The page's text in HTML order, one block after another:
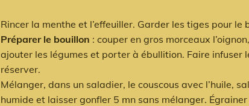
Rincer la menthe et l’effeuiller. Garder les tiges pour le
Préparer le bouillon : couper en gros morceaux
ajouter les légumes et porter à ébullition. Faire infuser
réserver.
Mélanger, dans un saladier, le couscous avec l’huile,
humide et laisser gonfler 5 mn sans mélanger.